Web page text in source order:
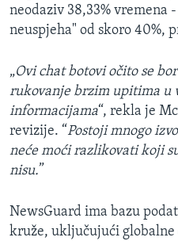
neodaziv 38,33% vremena
neuspjeha" od skoro 40%,
„Ovi chat botovi očito se
rukovanje brzim upitima u
informacijama“, rekla je
revizije. “Postoji mnogo
neće moći razlikovati koji
nisu.”
NewsGuard ima bazu
kruže, uključujući